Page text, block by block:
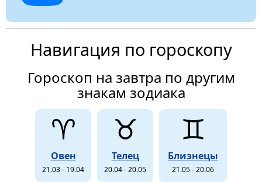
Навигация по гороскопу
Гороскоп на завтра по другим
знакам зодиака
♈
Овен
21.03 - 19.04
♉
Телец
20.04 - 20.05
♊
Близнецы
21.05 - 20.06